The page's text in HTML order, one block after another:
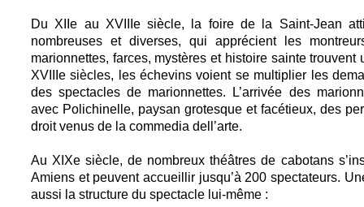
Du XIIe au XVIIIe siècle, la foire de la Saint-Jean
nombreuses et diverses, qui apprécient les
marionnettes, farces, mystères et histoire sainte
XVIIIe siècles, les échevins voient se multiplier les
des spectacles de marionnettes. L’arrivée des
avec Polichinelle, paysan grotesque et facétieux, des
droit venus de la commedia dell’arte.
Au XIXe siècle, de nombreux théâtres de cabotans
Amiens et peuvent accueillir jusqu’à 200 spectateurs.
aussi la structure du spectacle lui-même :